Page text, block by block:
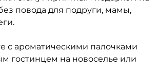
повода для подруги, мамы,
с ароматическими палочками
гостинцем на новоселье или